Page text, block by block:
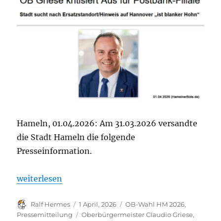
Hameln, 01.04.2026: Am 31.03.2026 versandte
die Stadt Hameln die folgende
Presseinformation.
„Presseinfo: Oberbürgermeister Claudio Griese
weiterlesen
Autor
Ralf Hermes
Veröffentlicht
am
1 April, 2026 Kategorien
OB-Wahl HM 2026,
Pressemitteilung
Schlagwörter
Oberbürgermeister Claudio Griese,